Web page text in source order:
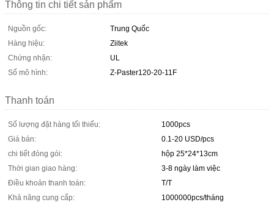
Thông tin chi tiết sản phẩm
Nguồn gốc:
Trung Quốc
Hàng hiệu:
Ziitek
Chứng nhận:
UL
Số mô hình:
Z-Paster120-20-11F
Thanh toán
Số lượng đặt hàng tối thiểu:
1000pcs
Giá bán:
0.1-20 USD/pcs
chi tiết đóng gói:
hộp 25*24*13cm
Thời gian giao hàng:
3-8 ngày làm việc
Điều khoản thanh toán:
T/T
Khả năng cung cấp:
1000000pcs/tháng